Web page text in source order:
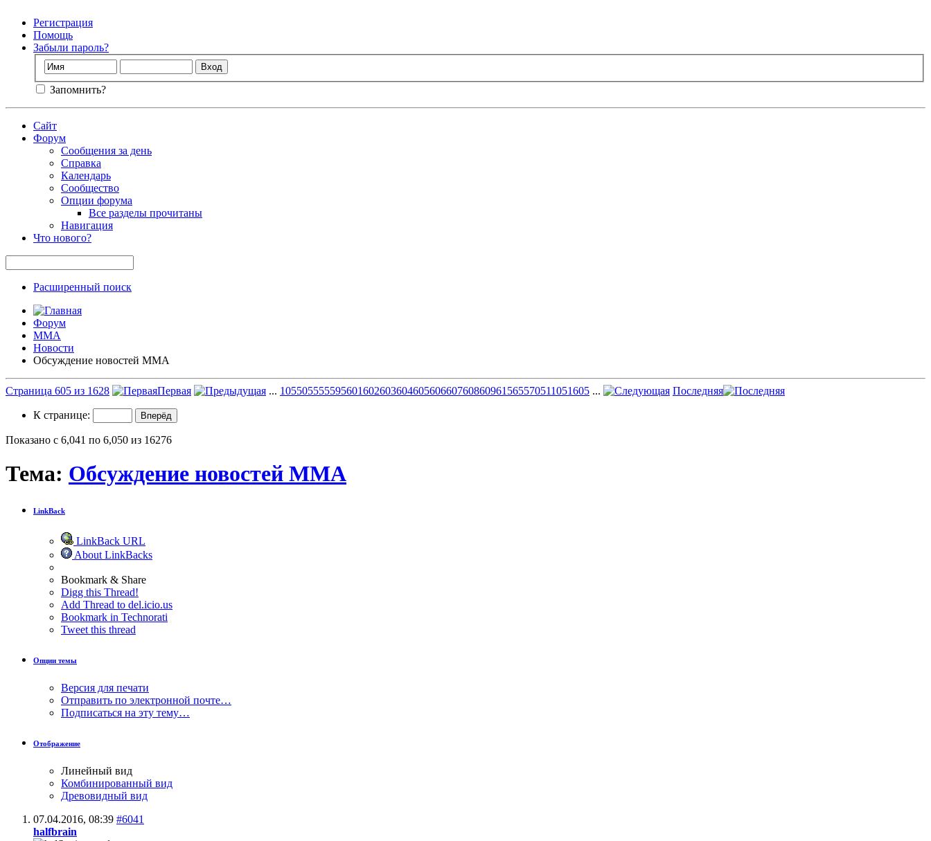
Регистрация
Помощь
Забыли пароль?
Запомнить?
Сайт
Форум
Сообщения за день
Справка
Календарь
Сообщество
Опции форума
Все разделы прочитаны
Навигация
Что нового?
Расширенный поиск
Форум
ММА
Новости
Обсуждение новостей ММА
Страница 605 из 1628 Первая ... 10550555559560160260360460560660760860961565570511051605 ... Последняя
К странице:
Показано с 6,041 по 6,050 из 16276
Тема: Обсуждение новостей ММА
LinkBack
LinkBack URL
About LinkBacks
Bookmark & Share
Digg this Thread!
Add Thread to del.icio.us
Bookmark in Technorati
Tweet this thread
Опции темы
Версия для печати
Отправить по электронной почте…
Подписаться на эту тему…
Отображение
Линейный вид
Комбинированный вид
Древовидный вид
07.04.2016, 08:39 #6041
halfbrain